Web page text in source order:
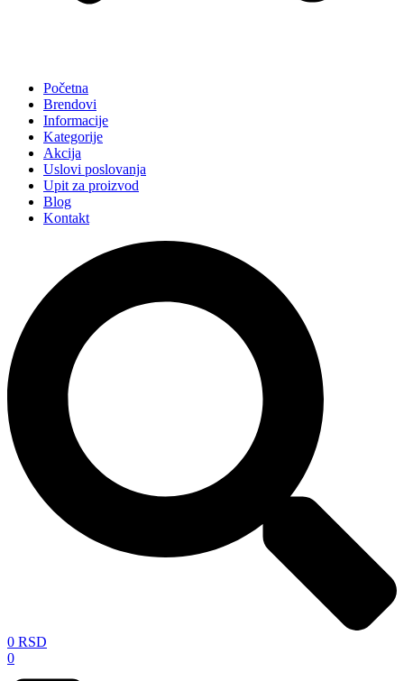
Početna
Brendovi
Informacije
Kategorije
Akcija
Uslovi poslovanja
Upit za proizvod
Blog
Kontakt
0 RSD
0